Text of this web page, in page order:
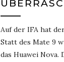
Auf der IFA hat
Statt des Mate 9
das Huawei Nova.